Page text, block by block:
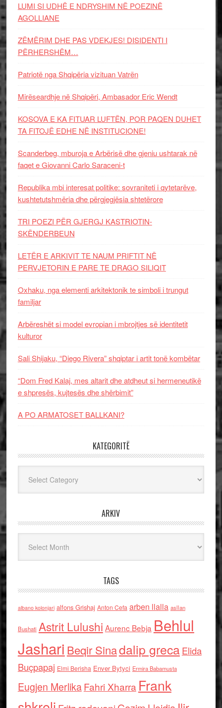
LUMI SI UDHË E NDRYSHIM NË POEZINË
AGOLLIANE
ZËMËRIM DHE PAS VDEKJES! DISIDENTI I
PËRHERSHËM…
Patriotë nga Shqipëria vizituan Vatrën
Mirëseardhje në Shqipëri, Ambasador Eric Wendt
KOSOVA E KA FITUAR LUFTËN, POR PAQEN DUHET
TA FITOJË EDHE NË INSTITUCIONE!
Scanderbeg, mburoja e Arbërisë dhe gjeniu ushtarak në
faqet e Giovanni Carlo Saraceni-t
Republika mbi interesat politike: sovraniteti i qytetarëve,
kushtetutshmëria dhe përgjegjësia shtetërore
TRI POEZI PËR GJERGJ KASTRIOTIN-
SKËNDERBEUN
LETËR E ARKIVIT TE NAUM PRIFTIT NË
PERVJETORIN E PARE TE DRAGO SILIQIT
Oxhaku, nga elementi arkitektonik te simboli i trungut
familjar
Arbëreshët si model evropian i mbrojtjes së identitetit
kulturor
Sali Shijaku, “Diego Rivera” shqiptar i artit tonë kombëtar
“Dom Fred Kalaj, mes altarit dhe atdheut si hermeneutikë
e shpresës, kujtesës dhe shërbimit”
A PO ARMATOSET BALLKANI?
KATEGORITË
ARKIV
TAGS
albano kolonjari alfons Grishaj Anton Cefa arben llalla asllan
Bushati Astrit Lulushi Aurenc Bebja Behlul
Jashari Beqir Sinadalip grecaElida
Buçpapaj Elmi Berisha Enver Bytyci Ermira Babamusta
Eugjen MerlikaFahri Xharra Frank